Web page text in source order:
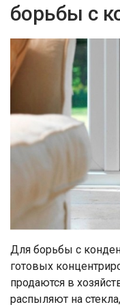
борьбы с
Для борьбы с
готовых
продаются в
распыляют на